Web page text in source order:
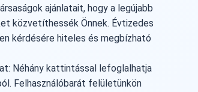
ajánlatait, hogy a legújabb
közvetíthessék Önnek. Évtizedes
kérdésére hiteles és megbízható
Néhány kattintással lefoglalhatja
Felhasználóbarát felületünkön